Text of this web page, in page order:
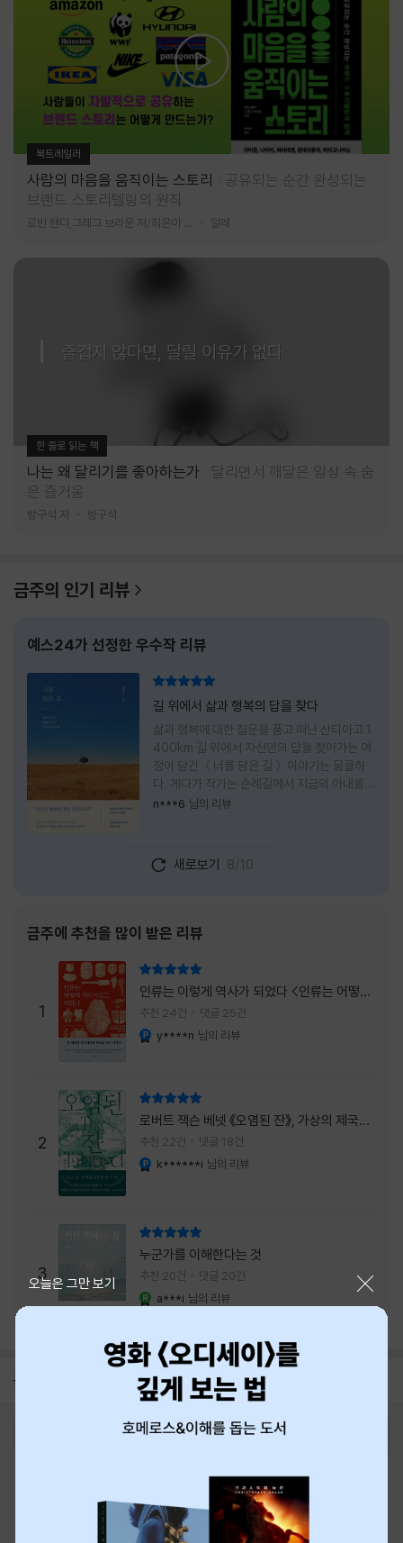
북트레일러
사람의 마음을 움직이는 스토리
공유되는 순간 완성되는
브랜드 스토리텔링의 원칙
알레
즐겁지 않다면, 달릴 이유가 없다
한 줄로 읽는 책
나는 왜 달리기를 좋아하는가
달리면서 깨달은 일상 속 숨
은 즐거움
방구석 저 방구석
금주의 인기 리뷰
예스24가 선정한 우수작 리뷰
길 위에서 삶과 행복의 답을 찾다
삶과 행복에 대한 질문을 품고 떠난 산티아고 1
400km 길 위에서 자신만의 답을 찾아가는 여
정이 담긴 ＜너를 담은 길＞ 이야기는 뭉클하
다. 게다가 작가는 순례길에서 지금의 아내를
만나 여행 로맨스의 정석인 '비포 선라이즈'를
에 작가가 소개한 다양한 도서들의 문장들을 만
나는 것 역시 읽기의 또다른 즐거움이었다. 여
누구이며어느 순간 행복을 느끼는지 질문하며
길을 떠나려고 마음 먹는 순간들을 적어내려간
문장들에 마음을 한참 머물렀다.그 부분을 발췌
해본다. "내가 온 힘을 다해 부러워하던 사람
들은 '자신이 원하는' 일을 하는 사람들이었다.
소명이라고 하던
n***6 님의 리뷰
새로보기 8/10
금주에 추천을 많이 받은 리뷰
1
인류는 이렇게 역사가 되었다 <인류는 어떻게
역사가 되었나>
추천 24건 댓글 25건
y****n 님의 리뷰
2
로버트 잭슨 베넷 《오염된 잔》, 가상의 제국이
주는 실감과 미스터리 사건의 치밀함이 이루어
내는 최상의 시너지...
추천 22건 댓글 18건
k******i 님의 리뷰
3
누군가를 이해한다는 것
추천 20건 댓글 20건
a***i 님의 리뷰
공지 8월 신용카드 무이자할부 안내
오늘은 그만 보기
최근 본 상품
티켓 1544-6399
중고샵 1566-4295
eBook 1:1문의/채팅상담
예스이십사(주) 사업자 정보